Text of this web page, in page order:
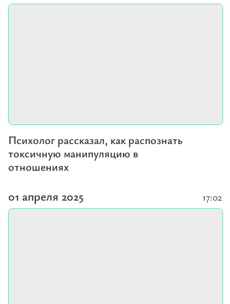
Психолог рассказал, как распознать
токсичную манипуляцию в
отношениях
01 апреля 2025 17:02